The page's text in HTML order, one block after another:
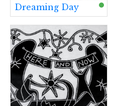
Dreaming Day